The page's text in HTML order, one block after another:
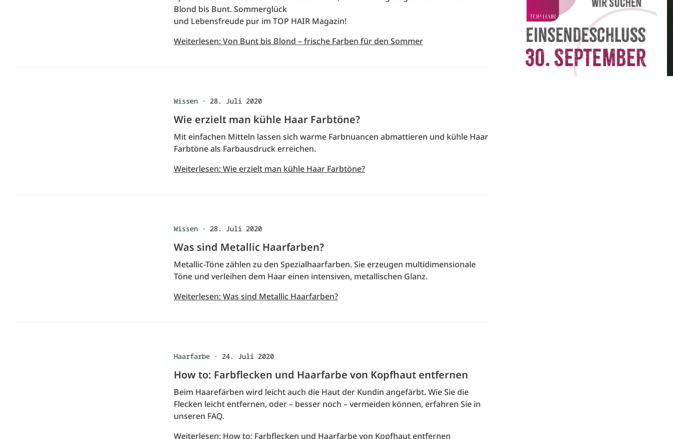
Blond bis Bunt. Sommerglück
und Lebensfreude pur im TOP HAIR Magazin!
Weiterlesen: Von Bunt bis Blond – frische Farben für den Sommer
Wissen · 28. Juli 2020
Wie erzielt man kühle Haar Farbtöne?
Mit einfachen Mitteln lassen sich warme Farbnuancen abmattieren und kühle Haar
Farbtöne als Farbausdruck erreichen.
Weiterlesen: Wie erzielt man kühle Haar Farbtöne?
Wissen · 28. Juli 2020
Was sind Metallic Haarfarben?
Metallic-Töne zählen zu den Spezialhaarfarben. Sie erzeugen multidimensionale
Töne und verleihen dem Haar einen intensiven, metallischen Glanz.
Weiterlesen: Was sind Metallic Haarfarben?
Haarfarbe · 24. Juli 2020
How to: Farbflecken und Haarfarbe von Kopfhaut entfernen
Beim Haarefärben wird leicht auch die Haut der Kundin angefärbt. Wie Sie die
Flecken leicht entfernen, oder – besser noch – vermeiden können, erfahren Sie in
unseren FAQ.
Weiterlesen: How to: Farbflecken und Haarfarbe von Kopfhaut entfernen